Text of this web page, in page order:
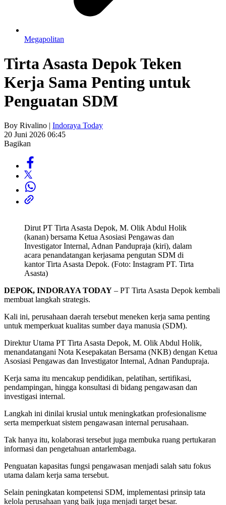
Megapolitan
Tirta Asasta Depok Teken
Kerja Sama Penting untuk
Penguatan SDM
Boy Rivalino | Indoraya Today
20 Juni 2026 06:45
Bagikan
Dirut PT Tirta Asasta Depok, M. Olik Abdul Holik
(kanan) bersama Ketua Asosiasi Pengawas dan
Investigator Internal, Adnan Pandupraja (kiri), dalam
acara penandatangan kerjasama pengutan SDM di
kantor Tirta Asasta Depok. (Foto: Instagram PT. Tirta
Asasta)
DEPOK, INDORAYA TODAY – PT Tirta Asasta Depok kembali
membuat langkah strategis.
Kali ini, perusahaan daerah tersebut meneken kerja sama penting
untuk memperkuat kualitas sumber daya manusia (SDM).
Direktur Utama PT Tirta Asasta Depok, M. Olik Abdul Holik,
menandatangani Nota Kesepakatan Bersama (NKB) dengan Ketua
Asosiasi Pengawas dan Investigator Internal, Adnan Pandupraja.
Kerja sama itu mencakup pendidikan, pelatihan, sertifikasi,
pendampingan, hingga konsultasi di bidang pengawasan dan
investigasi internal.
Langkah ini dinilai krusial untuk meningkatkan profesionalisme
serta memperkuat sistem pengawasan internal perusahaan.
Tak hanya itu, kolaborasi tersebut juga membuka ruang pertukaran
informasi dan pengetahuan antarlembaga.
Penguatan kapasitas fungsi pengawasan menjadi salah satu fokus
utama dalam kerja sama tersebut.
Selain peningkatan kompetensi SDM, implementasi prinsip tata
kelola perusahaan yang baik juga menjadi target besar.